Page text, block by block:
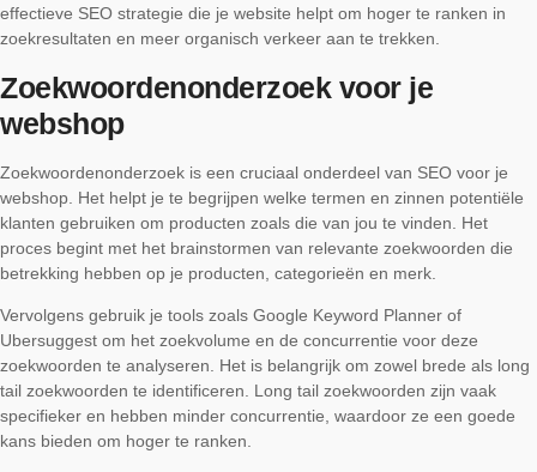
effectieve SEO strategie die je website helpt om hoger te ranken in
zoekresultaten en meer organisch verkeer aan te trekken.
Zoekwoordenonderzoek voor je
webshop
Zoekwoordenonderzoek is een cruciaal onderdeel van SEO voor je
webshop. Het helpt je te begrijpen welke termen en zinnen potentiële
klanten gebruiken om producten zoals die van jou te vinden. Het
proces begint met het brainstormen van relevante zoekwoorden die
betrekking hebben op je producten, categorieën en merk.
Vervolgens gebruik je tools zoals Google Keyword Planner of
Ubersuggest om het zoekvolume en de concurrentie voor deze
zoekwoorden te analyseren. Het is belangrijk om zowel brede als long
tail zoekwoorden te identificeren. Long tail zoekwoorden zijn vaak
specifieker en hebben minder concurrentie, waardoor ze een goede
kans bieden om hoger te ranken.